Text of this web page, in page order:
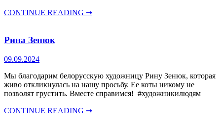
CONTINUE READING ➞
Рина Зенюк
09.09.2024
Мы благодарим белорусскую художницу Рину Зенюк, которая
живо откликнулась на нашу просьбу. Ее коты никому не
позволят грустить. Вместе справимся! #художникилюдям
CONTINUE READING ➞